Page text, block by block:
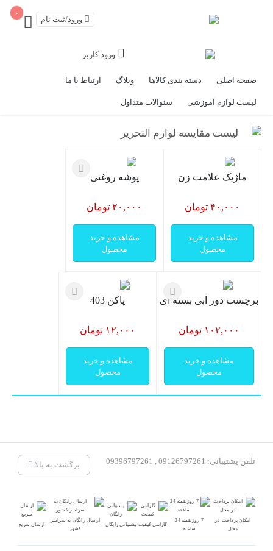
۰
ورود/ثبت نام
ورود کاربر
صفحه اصلی دسته بندی کالاها وبلاگ ارتباط با ما
لیست لوازم آموزشی سئوالات متداول
لیست مقایسه لوازم التحریر
ماژیک علامت زن
۴۰,۰۰۰ تومان
مشاهده و خرید
محصول
پوشه روغنی
۲۰,۰۰۰ تومان
مشاهده و خرید
محصول
برچسب دور ابی بسته ای
۱۰۲,۰۰۰ تومان
مشاهده و خرید
محصول
پاکن 403
۱۲,۰۰۰ تومان
مشاهده و خرید
محصول
تلفن پشتیبانی: 09126797261 , 09396797261 برگشت به بالا
امکان پرداخت در
محل
7 روز هفته 24
ساعته
گارانتی کیفیت پشتیبانی رایگان
ارسال رایگان به سراسر
کشور
ارسال سریع